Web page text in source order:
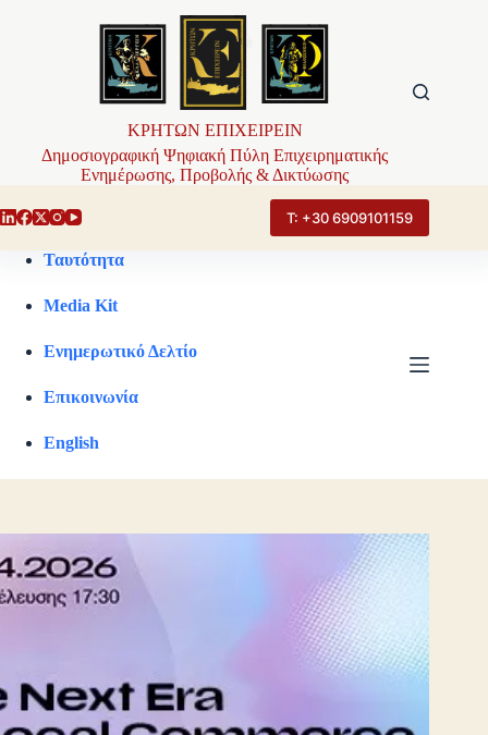
ΚΡΗΤΩΝ ΕΠΙΧΕΙΡΕΙΝ
Δημοσιογραφική Ψηφιακή Πύλη Επιχειρηματικής
Ενημέρωσης, Προβολής & Δικτύωσης
Τ: +30 6909101159
Ταυτότητα
Media Kit
Ενημερωτικό Δελτίο
Επικοινωνία
English